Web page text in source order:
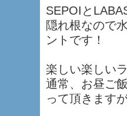
SEPOIと
隠れ根なので
ントです！
楽しい楽しい
通常、お昼ご
って頂きます